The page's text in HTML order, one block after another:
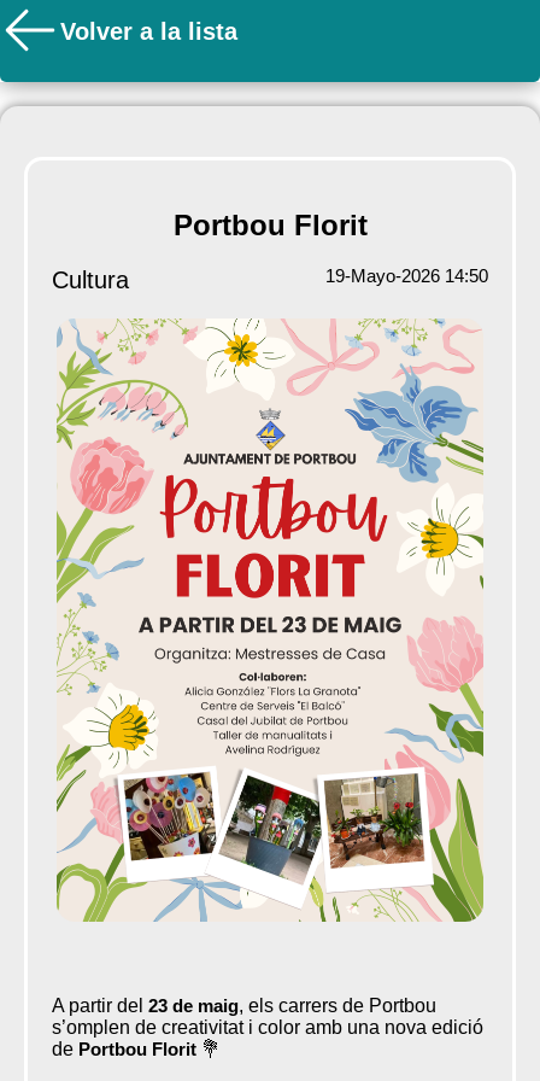
Volver a la lista
Portbou Florit
Cultura 19-Mayo-2026 14:50
A partir del 23 de maig, els carrers de Portbou
s’omplen de creativitat i color amb una nova edició
de Portbou Florit💐